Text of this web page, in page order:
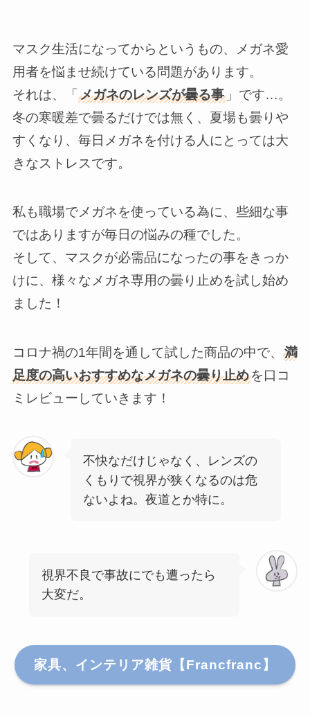
マスク生活になってからというもの、メガネ愛
用者を悩ませ続けている問題があります。
それは、「メガネのレンズが曇る事」です…。
冬の寒暖差で曇るだけでは無く、夏場も曇りや
すくなり、 毎日メガネを付ける人にとっては大
きなストレスです。
私も職場でメガネを使っている為に、些細な事
ではありますが毎日の悩みの種でした。
そして、マスクが必需品になったの事をきっか
けに、様々なメガネ専用の曇り止めを試し始め
ました！
コロナ禍の1年間を通して試した商品の中で、 満
足度の高いおすすめなメガネの曇り止めを口コ
ミレビューしていきます！
不快なだけじゃなく、レンズの
くもりで視界が狭くなるのは危
ないよね。夜道とか特に。
視界不良で事故にでも遭ったら
大変だ。
家具、インテリア雑貨【Francfranc】